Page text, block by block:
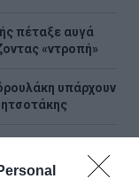
πέταξε αυγά
«ντροπή»
υπάρχουν
να αποτρέψει